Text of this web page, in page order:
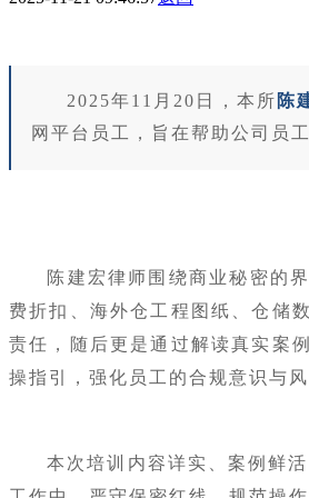
2025年11月20日，本所 陈
网平台员工，旨在帮助公司员
陈建宏律师围绕商业秘密的
费折扣、海外仓工程图纸、仓储
责任，随后更是通过解读真实案
操指引，强化员工的合规意识与风
本次培训内容详实、案例鲜